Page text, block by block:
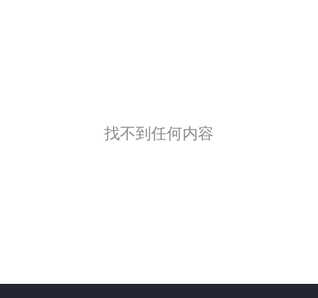
找不到任何内容